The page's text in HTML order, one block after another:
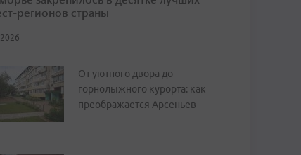
регионов страны
От уютного двора до
горнолыжного курорта: как
преображается Арсеньев